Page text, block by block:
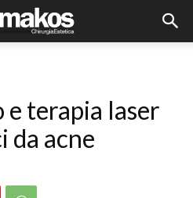
e terapia laser
da acne